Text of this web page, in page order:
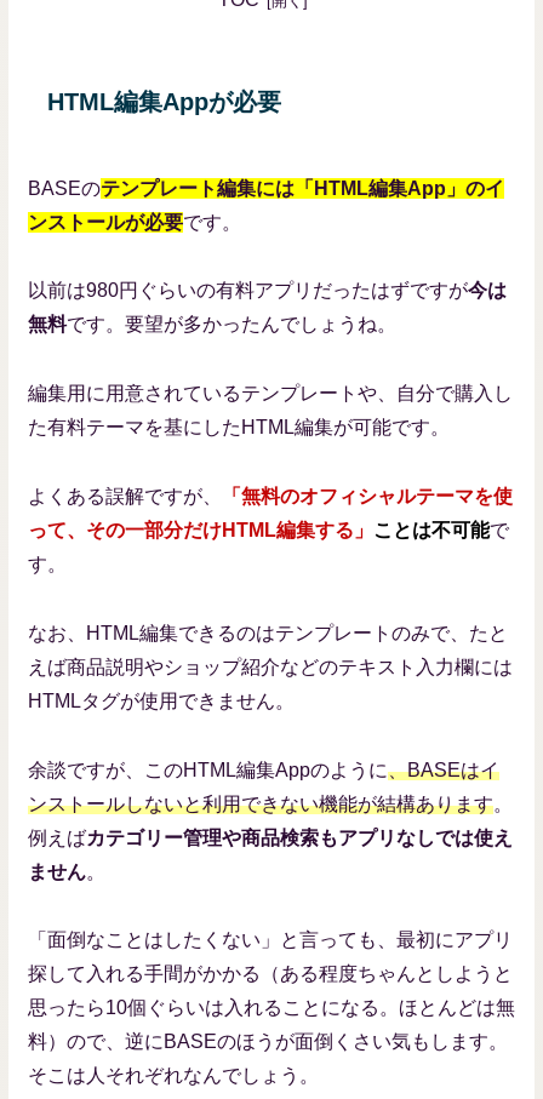
HTML編集Appが必要
BASEのテンプレート編集には「HTML編集App」のイ
ンストールが必要です。
以前は980円ぐらいの有料アプリだったはずですが今は
無料です。要望が多かったんでしょうね。
編集用に用意されているテンプレートや、自分で購入し
た有料テーマを基にしたHTML編集が可能です。
よくある誤解ですが、
「無料のオフィシャルテーマを使
って、その一部分だけHTML編集する」 ことは不可能で
す。
なお、HTML編集できるのはテンプレートのみで、たと
えば商品説明やショップ紹介などのテキスト入力欄には
HTMLタグが使用できません。
余談ですが、このHTML編集Appのように、BASEはイ
ンストールしないと利用できない機能が結構あります。
例えばカテゴリー管理や商品検索もアプリなしでは使え
ません。
「面倒なことはしたくない」と言っても、最初にアプリ
探して入れる手間がかかる （ある程度ちゃんとしようと
思ったら10個ぐらいは入れることになる。ほとんどは無
料） ので、逆にBASEのほうが面倒くさい気もします。
そこは人それぞれなんでしょう。